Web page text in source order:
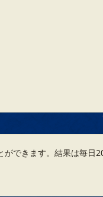
できます。結果は毎日